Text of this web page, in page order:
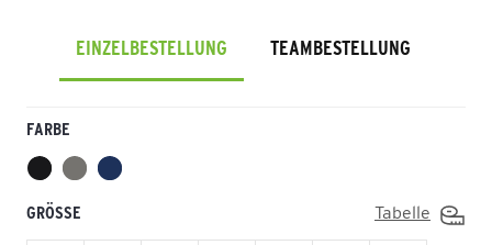
EINZELBESTELLUNG TEAMBESTELLUNG
FARBE
GRÖSSE Tabelle